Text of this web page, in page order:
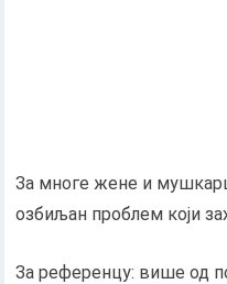
За многе жене и
озбиљан проблем који
За референцу: више од